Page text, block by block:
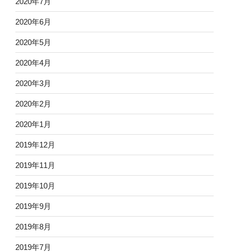
2020年6月
2020年5月
2020年4月
2020年3月
2020年2月
2020年1月
2019年12月
2019年11月
2019年10月
2019年9月
2019年8月
2019年7月